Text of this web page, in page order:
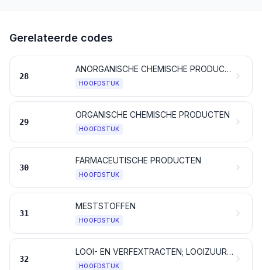
Gerelateerde codes
28
ANORGANISCHE CHEMISCHE PRODUCTEN; ANORGANISCHE OF ORGANISCHE VERBINDINGEN VAN EDELE METALEN, VAN RADIOACTIEVE ELEMENTEN, VAN ZELDZAME AARDMETALEN EN VAN ISOTOPEN
HOOFDSTUK
29
ORGANISCHE CHEMISCHE PRODUCTEN
HOOFDSTUK
30
FARMACEUTISCHE PRODUCTEN
HOOFDSTUK
31
MESTSTOFFEN
HOOFDSTUK
32
LOOI- EN VERFEXTRACTEN; LOOIZUUR (TANNINE) EN DERIVATEN DAARVAN; PIGMENTEN EN ANDERE KLEUR- EN VERFSTOFFEN; VERF EN VERNIS; MASTIEK; INKT
HOOFDSTUK